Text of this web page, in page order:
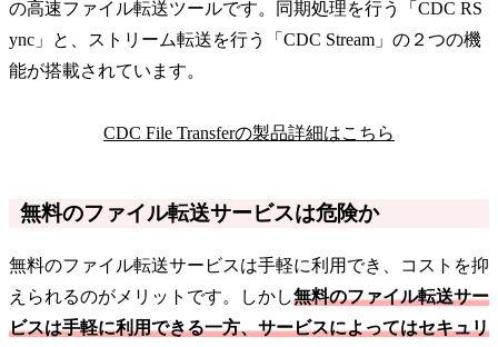
の高速ファイル転送ツールです。同期処理を行う「CDC RS
ync」と、ストリーム転送を行う「CDC Stream」の２つの機
能が搭載されています。
CDC File Transferの製品詳細はこちら
無料のファイル転送サービスは危険か
無料のファイル転送サービスは手軽に利用でき、コストを抑
えられるのがメリットです。しかし無料のファイル転送サー
ビスは手軽に利用できる一方、サービスによってはセキュリ